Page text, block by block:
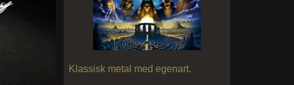
Klassisk metal med egenart.